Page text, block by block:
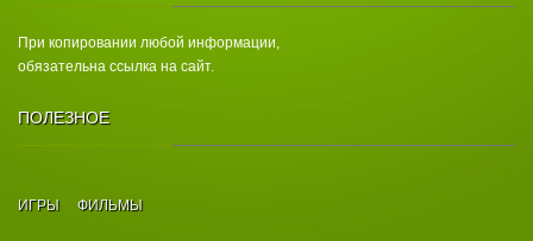
При копировании любой информации,
обязательна ссылка на сайт.
ПОЛЕЗНОЕ
ИГРЫ ФИЛЬМЫ